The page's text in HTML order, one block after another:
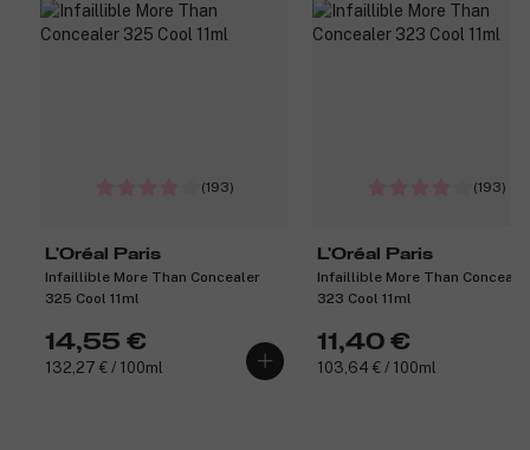
(193)
L'Oréal Paris
Infaillible More Than Concealer
325 Cool 11ml
14,55 €
132,27 € / 100ml
(193)
L'Oréal Paris
Infaillible More Than
323 Cool 11ml
11,40 €
103,64 € / 100ml